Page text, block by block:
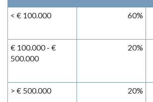
< € 100.000 60%
€ 100.000 - €
500.000
20%
> € 500.000 20%